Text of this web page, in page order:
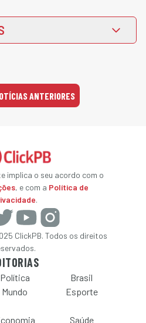
ANTERIORES
implica o seu acordo com o
, e com a Política de
.
ClickPB. Todos os direitos
Política
Brasil
Mundo Esporte
Saúde